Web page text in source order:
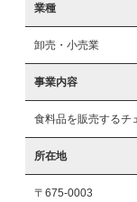
業種
卸売・小売業
事業内容
食料品を販売するチ
所在地
〒675-0003